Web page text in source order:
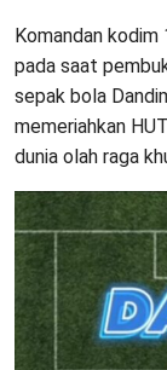
Komandan
pada saat
sepak bola
memeriahkan
dunia olah raga